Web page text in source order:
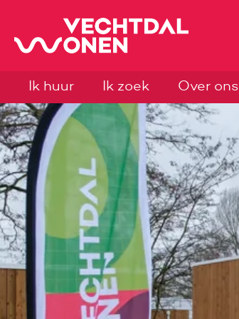
Naar hoofdinhoud
Naar hoofdnavigatiemenu
Naar zoeken
Naar de homepage
Ik huur Ik zoek Over ons